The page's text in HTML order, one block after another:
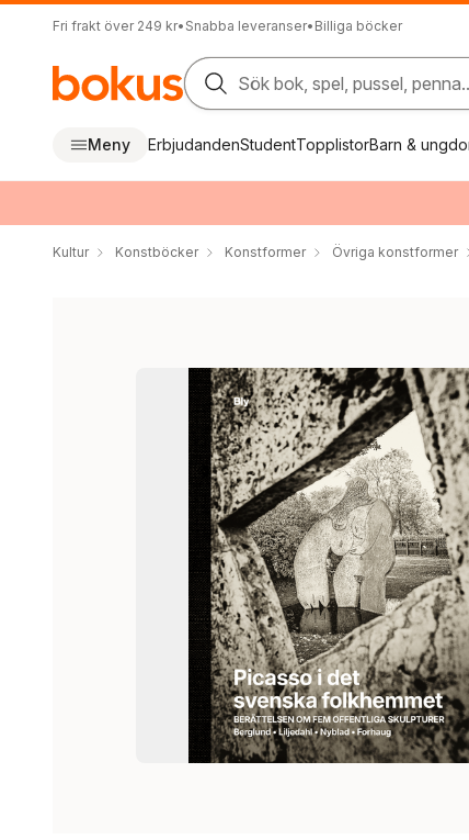
Fri frakt över 249 kr• Snabba leveranser• Billiga böcker
Sök bok, spel, pussel,
Meny ErbjudandenStudentTopplistorBarn &
Kultur Konstböcker Konstformer Övriga konstformer